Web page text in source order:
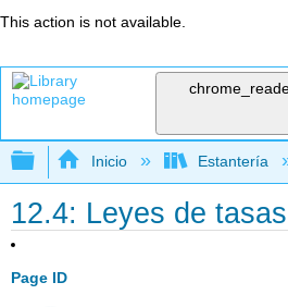
This action is not available.
Expandir/contraer
Inicio Estantería
12.4: Leyes de
Page ID